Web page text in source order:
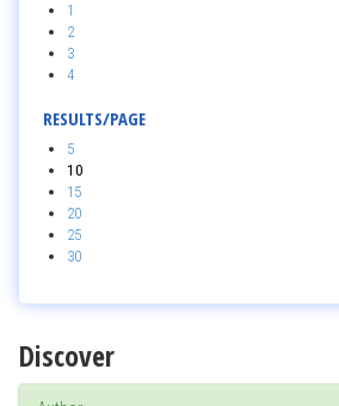
1
2
3
4
RESULTS/PAGE
5
10
15
20
25
30
Discover